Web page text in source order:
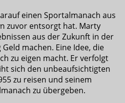
einen Sportalmanach aus
zuvor entsorgt hat. Marty
aus der Zukunft in der
machen. Eine Idee, die
zu eigen macht. Er verfolgt
sich den unbeaufsichtigten
zu reisen und seinem
zu übergeben.